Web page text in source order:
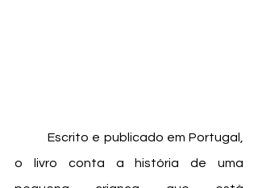
	Escrito e publicado em Portugal,
o livro conta a história de uma